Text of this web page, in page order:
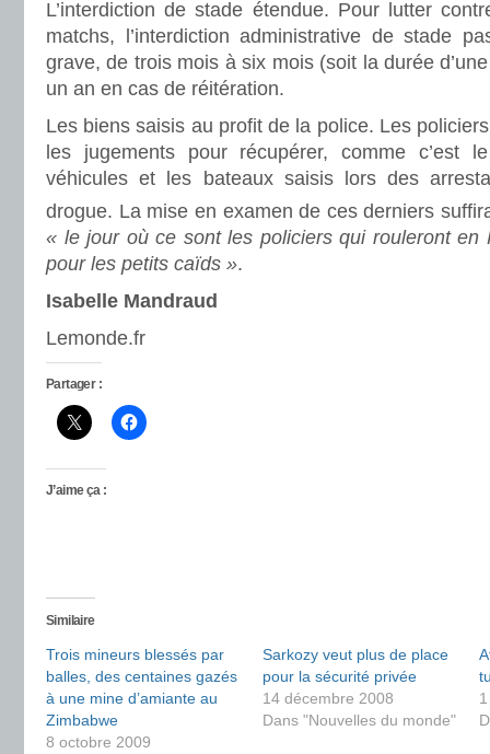
L’interdiction de stade étendue. Pour lutter
matchs, l’interdiction administrative de stade
grave, de trois mois à six mois (soit la durée
un an en cas de réitération.
Les biens saisis au profit de la police. Les
les jugements pour récupérer, comme c’est
véhicules et les bateaux saisis lors des
drogue. La mise en examen de ces derniers
« le jour où ce sont les policiers qui rouleront en
pour les petits caïds ».
Isabelle Mandraud
Lemonde.fr
Partager :
J’aime ça :
Similaire
Trois mineurs blessés par
balles, des centaines gazés
à une mine d’amiante au
Zimbabwe
8 octobre 2009
Sarkozy veut plus de place
pour la sécurité privée
14 décembre 2008
Dans "Nouvelles du monde"